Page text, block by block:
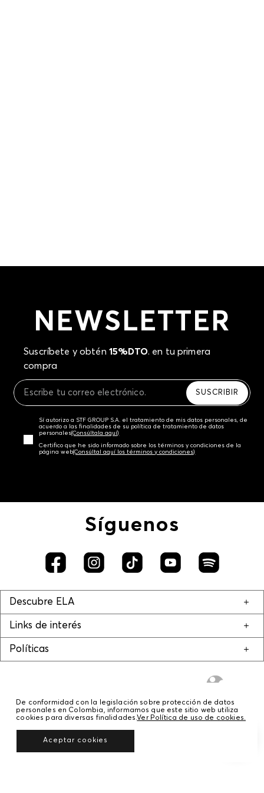
NEWSLETTER
Suscríbete y obtén 15%DTO. en tu primera
compra
SUSCRIBIR
Sí autorizo a STF GROUP S.A. el tratamiento de mis datos personales, de
acuerdo a las finalidades de su política de tratamiento de datos
personales‎(Consúltala aquí)
Certifico que he sido informado sobre los términos y condiciones de la
página web‎(Consúltal aquí los términos y condiciones)
Síguenos
Descubre ELA
Links de interés
Políticas
© COPYRIGHT 2020 STF GROUP S.A. TODOS LOS DERECHOS RESERVADOS.
De conformidad con la legislación sobre protección de datos
personales en Colombia, informamos que este sitio web utiliza
cookies para diversas finalidades.Ver Política de uso de cookies.
Aceptar cookies